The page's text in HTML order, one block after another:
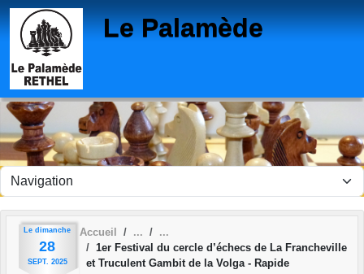
Le Palamède
Le dimanche
28
SEPT. 2025
Accueil
1er Festival du cercle d’échecs de La Francheville
et Truculent Gambit de la Volga - Rapide
Panneau de gestion des cookies